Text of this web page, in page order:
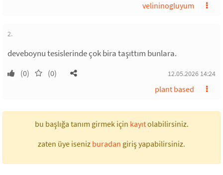
velininogluyum
2.
deveboynu tesislerinde çok bira taşıttım bunlara.
(0) (0) 12.05.2026 14:24
plant based
bu başlığa tanım girmek için kayıtolabilirsiniz.
zaten üye iseniz buradan giriş yapabilirsiniz.